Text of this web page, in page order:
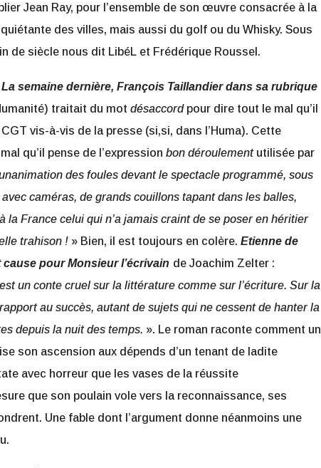
Jean Ray, pour l’ensemble de son œuvre consacrée à la
des villes, mais aussi du golf ou du Whisky. Sous
de siècle nous dit LibéL et Frédérique Roussel.
semaine dernière, François Taillandier dans sa rubrique
traitait du motdésaccord pour dire tout le mal qu’il
vis-à-vis de la presse (si,si, dans l’Huma). Cette
qu’il pense de l’expressionbon déroulementutilisée par
des foules devant le spectacle programmé, sous
caméras, de grands couillons tapant dans les balles,
la France celui qui n’a jamais craint de se poser en héritier
trahison ! » Bien, il est toujours en colère.Etienne de
cause pour Monsieurl’écrivain de Joachim Zelter :
un conte cruel sur la littérature comme sur l’écriture. Sur la
au succès, autant de sujets qui ne cessent de hanter la
depuis la nuit des temps. ». Le roman raconte comment un
son ascension aux dépends d’un tenant de ladite
avec horreur que les vases de la réussite
que son poulain vole vers la reconnaissance, ses
Une fable dont l’argument donne néanmoins une